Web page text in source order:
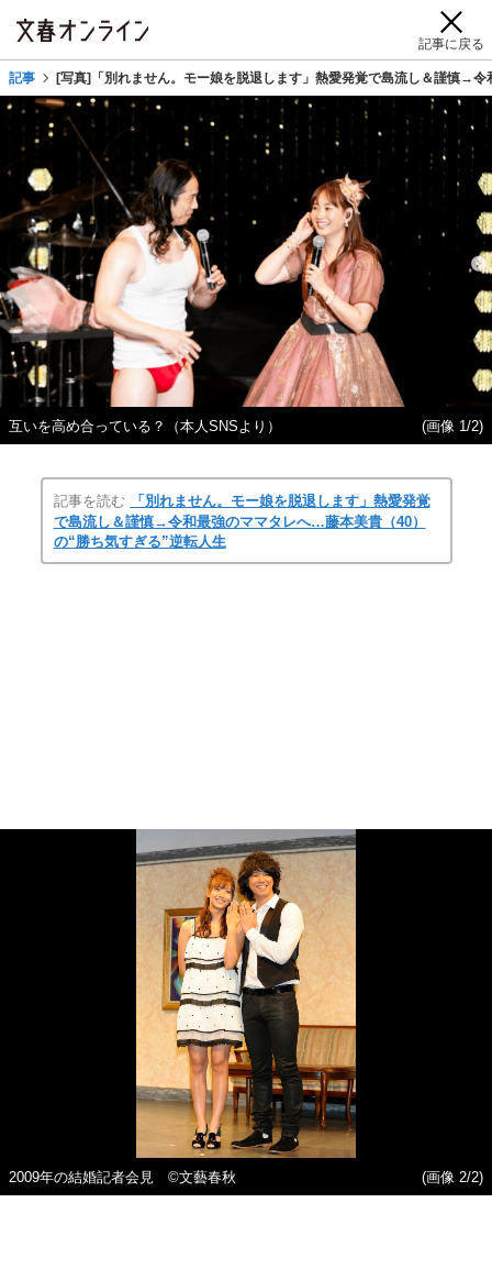
記事に戻る
記事 [写真]「別れません。モー娘を脱退します」熱愛発覚で島流し＆謹慎→
互いを高め合っている？（本人SNSより） (画像 1/2)
記事を読む
「別れません。モー娘を脱退します」熱愛発覚
で島流し＆謹慎→令和最強のママタレへ…藤本美貴（40）
の“勝ち気すぎる”逆転人生
2009年の結婚記者会見 ©文藝春秋 (画像 2/2)